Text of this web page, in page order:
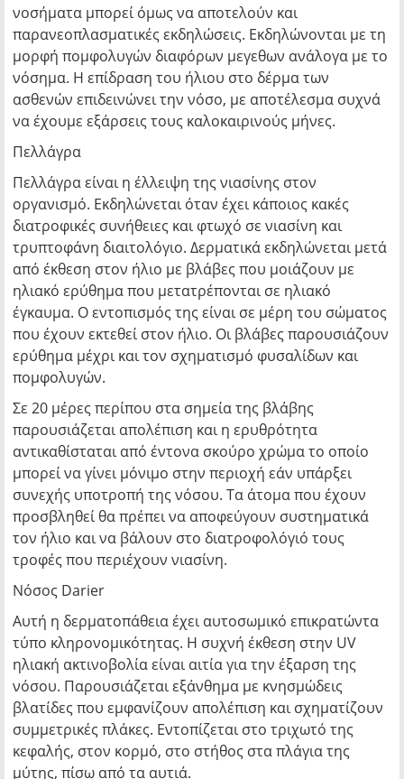
νοσήματα μπορεί όμως να αποτελούν και
παρανεοπλασματικές εκδηλώσεις. Εκδηλώνονται με τη
μορφή πομφολυγών διαφόρων μεγεθων ανάλογα με το
νόσημα. Η επίδραση του ήλιου στο δέρμα των
ασθενών επιδεινώνει την νόσο, με αποτέλεσμα συχνά
να έχουμε εξάρσεις τους καλοκαιρινούς μήνες.
Πελλάγρα
Πελλάγρα είναι η έλλειψη της νιασίνης στον
οργανισμό. Εκδηλώνεται όταν έχει κάποιος κακές
διατροφικές συνήθειες και φτωχό σε νιασίνη και
τρυπτοφάνη διαιτολόγιο. Δερματικά εκδηλώνεται μετά
από έκθεση στον ήλιο με βλάβες που μοιάζουν με
ηλιακό ερύθημα που μετατρέπονται σε ηλιακό
έγκαυμα. Ο εντοπισμός της είναι σε μέρη του σώματος
που έχουν εκτεθεί στον ήλιο. Οι βλάβες παρουσιάζουν
ερύθημα μέχρι και τον σχηματισμό φυσαλίδων και
πομφολυγών.
Σε 20 μέρες περίπου στα σημεία της βλάβης
παρουσιάζεται απολέπιση και η ερυθρότητα
αντικαθίσταται από έντονα σκούρο χρώμα το οποίο
μπορεί να γίνει μόνιμο στην περιοχή εάν υπάρξει
συνεχής υποτροπή της νόσου. Τα άτομα που έχουν
προσβληθεί θα πρέπει να αποφεύγουν συστηματικά
τον ήλιο και να βάλουν στο διατροφολόγιό τους
τροφές που περιέχουν νιασίνη.
Νόσος Darier
Αυτή η δερματοπάθεια έχει αυτοσωμικό επικρατώντα
τύπο κληρονομικότητας. Η συχνή έκθεση στην UV
ηλιακή ακτινοβολία είναι αιτία για την έξαρση της
νόσου. Παρουσιάζεται εξάνθημα με κνησμώδεις
βλατίδες που εμφανίζουν απολέπιση και σχηματίζουν
συμμετρικές πλάκες. Εντοπίζεται στο τριχωτό της
κεφαλής, στον κορμό, στο στήθος στα πλάγια της
μύτης, πίσω από τα αυτιά.